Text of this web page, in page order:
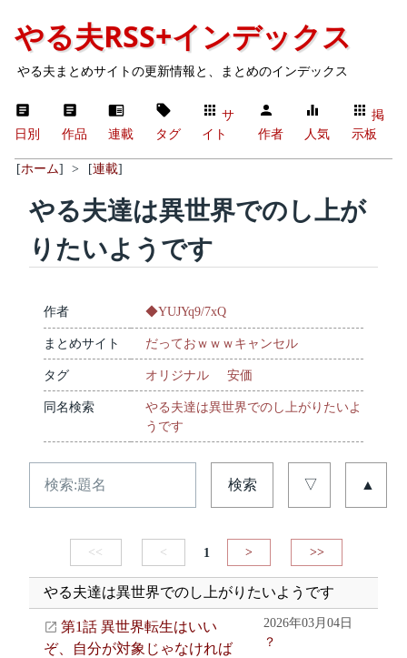
やる夫RSS+インデックス
やる夫まとめサイトの更新情報と、まとめのインデックス
日別 作品 連載 タグ
サ
イト
作者 人気
掲
示板
[ホーム] > [連載]
やる夫達は異世界でのし上が
りたいようです
作者 ◆YUJYq9/7xQ
まとめサイト だっておｗｗｗキャンセル
タグ オリジナル 安価
同名検索
やる夫達は異世界でのし上がりたいよ
うです
検索 ▽ ▲
<< < 1 > >>
やる夫達は異世界でのし上がりたいようです
第1話 異世界転生はいい
ぞ、自分が対象じゃなければ
2026年03月04日
？